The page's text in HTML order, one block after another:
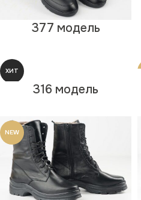
377 модель
ХИТ
316 модель
NEW